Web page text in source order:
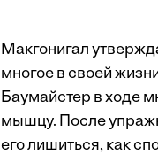
Макгонигал
многое в своей
Баумайстер в ходе
мышцу. После
его лишиться, как